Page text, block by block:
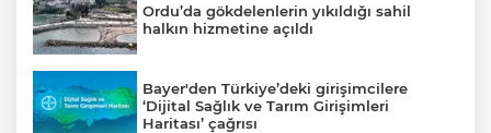
Ordu’da gökdelenlerin yıkıldığı sahil
halkın hizmetine açıldı
Bayer'den Türkiye’deki girişimcilere
‘Dijital Sağlık ve Tarım Girişimleri
Haritası’ çağrısı